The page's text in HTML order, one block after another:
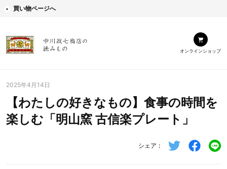
買い物ページへ
オンラインショップ
2025年4月14日
【わたしの好きなもの】食事の時間を
楽しむ「明山窯 古信楽プレート」
シェア